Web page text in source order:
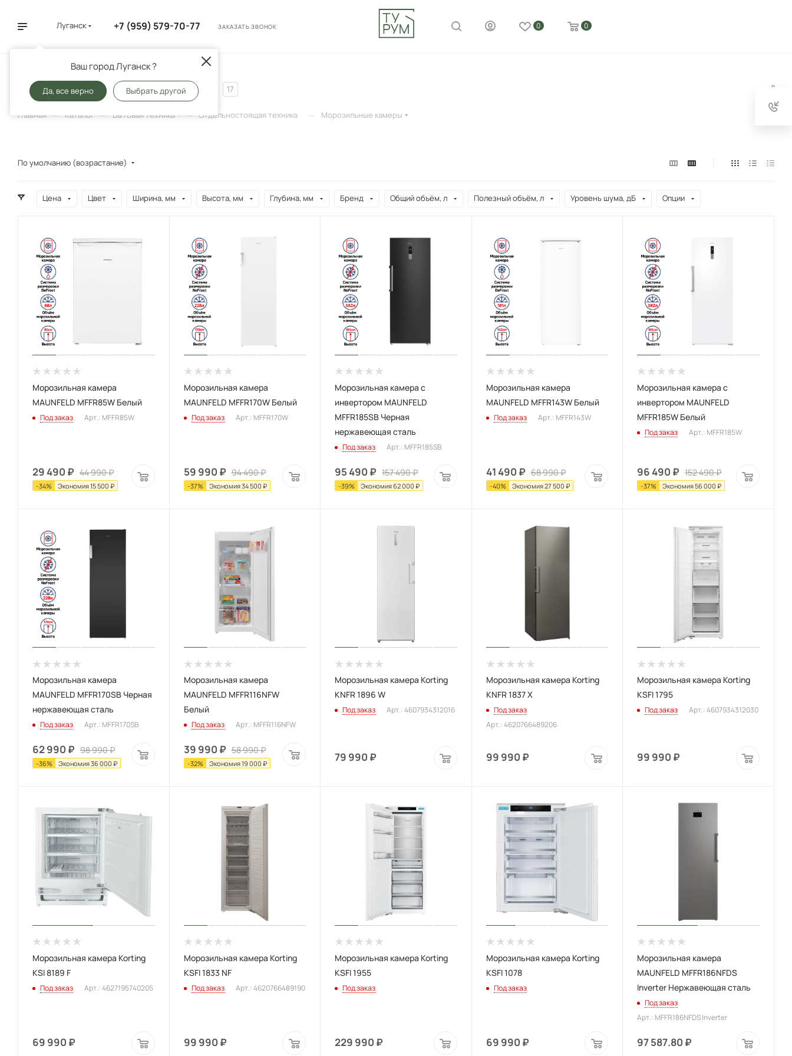
Луганск
Ваш город Луганск ?
Да, все верно Выбрать другой
+7 (959) 579-70-77 ЗАКАЗАТЬ ЗВОНОК 0 0
Морозильные камеры 17
Главная — Каталог — Бытовая техника — Отдельностоящая техника — Морозильные камеры
По умолчанию (возрастание)
Цена Цвет Ширина, мм Высота, мм Глубина, мм Бренд Общий объём, л Полезный объём, л Уровень шума, дБ Опции
Морозильная камера
MAUNFELD MFFR85W Белый
Под заказ Арт.: MFFR85W
29 490 ₽ 44 990₽
-34% Экономия15 500 ₽
Морозильная камера
MAUNFELD MFFR170W Белый
Под заказ Арт.: MFFR170W
59 990 ₽ 94 490₽
-37% Экономия34 500 ₽
Морозильная камера с
инвертором MAUNFELD
MFFR185SB Черная
нержавеющая сталь
Под заказ Арт.: MFFR185SB
95 490 ₽ 157 490₽
-39% Экономия62 000 ₽
Морозильная камера
MAUNFELD MFFR143W Белый
Под заказ Арт.: MFFR143W
41 490 ₽ 68 990₽
-40% Экономия27 500 ₽
Морозильная камера с
инвертором MAUNFELD
MFFR185W Белый
Под заказ Арт.: MFFR185W
96 490 ₽ 152 490₽
-37% Экономия56 000 ₽
Морозильная камера
MAUNFELD MFFR170SB Черная
нержавеющая сталь
Под заказ Арт.: MFFR170SB
62 990 ₽ 98 990₽
-36% Экономия36 000 ₽
Морозильная камера
MAUNFELD MFFR116NFW
Белый
Под заказ Арт.: MFFR116NFW
39 990 ₽ 58 990₽
-32% Экономия19 000 ₽
Морозильная камера Korting
KNFR 1896 W
Под заказ Арт.: 4607934312016
79 990 ₽
Морозильная камера Korting
KNFR 1837 X
Под заказ
Арт.: 4620766489206
99 990 ₽
Морозильная камера Korting
KSFI 1795
Под заказ Арт.: 4607934312030
99 990 ₽
Морозильная камера Korting
KSI 8189 F
Под заказ Арт.: 4627195740205
69 990 ₽
Морозильная камера Korting
KSFI 1833 NF
Под заказ Арт.: 4620766489190
99 990 ₽
Морозильная камера Korting
KSFI 1955
Под заказ
229 990 ₽
Морозильная камера Korting
KSFI 1078
Под заказ
69 990 ₽
Морозильная камера
MAUNFELD MFFR186NFDS
Inverter Нержавеющая сталь
Под заказ
Арт.: MFFR186NFDS Inverter
97 587.80 ₽